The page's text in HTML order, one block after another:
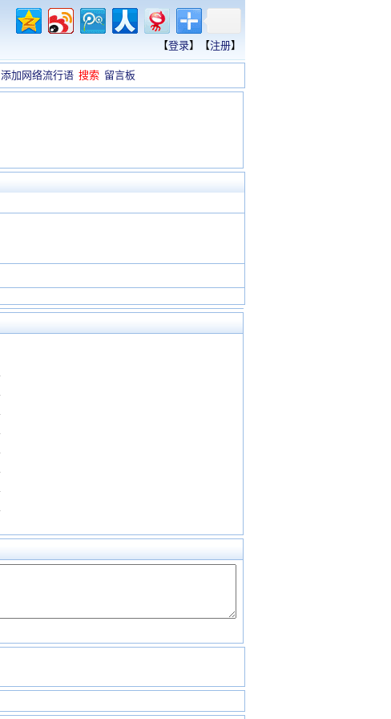
【登录】【注册】
添加网络流行语 搜索 留言板